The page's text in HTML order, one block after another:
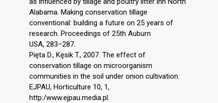
Alabama. Making conservation tillage
conventional: building a future on 25 years of
research. Proceedings of 25th Auburn
USA, 283–287.
Pięta D., Kęsik T., 2007. The effect of
conservation tillage on microorganism
communities in the soil under onion cultivation.
EJPAU, Horticulture 10, 1,
http:/www.ejpau.media.pl.